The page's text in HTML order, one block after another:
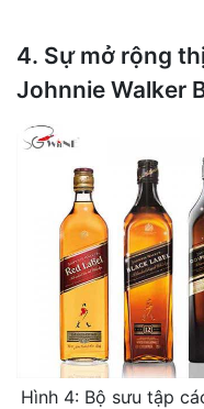
4. Sự mở rộng
Johnnie Walker
Hình 4: Bộ sưu tập